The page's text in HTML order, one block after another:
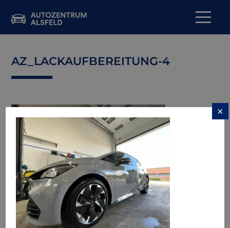
AZ_LACKAUFBEREITUNG-4
×